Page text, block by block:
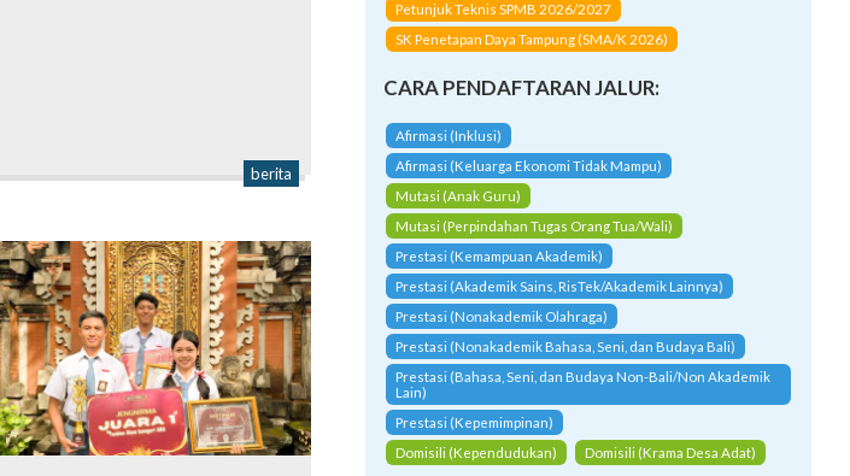
berita
Petunjuk Teknis SPMB 2026/2027
SK Penetapan Daya Tampung (SMA/K 2026)
CARA PENDAFTARAN JALUR:
Afirmasi (Inklusi)
Afirmasi (Keluarga Ekonomi Tidak Mampu)
Mutasi (Anak Guru)
Mutasi (Perpindahan Tugas Orang Tua/Wali)
Prestasi (Kemampuan Akademik)
Prestasi (Akademik Sains, RisTek/Akademik Lainnya)
Prestasi (Nonakademik Olahraga)
Prestasi (Nonakademik Bahasa, Seni, dan Budaya Bali)
Prestasi (Bahasa, Seni, dan Budaya Non-Bali/Non Akademik
Lain)
Prestasi (Kepemimpinan)
Domisili (Kependudukan)
Domisili (Krama Desa Adat)